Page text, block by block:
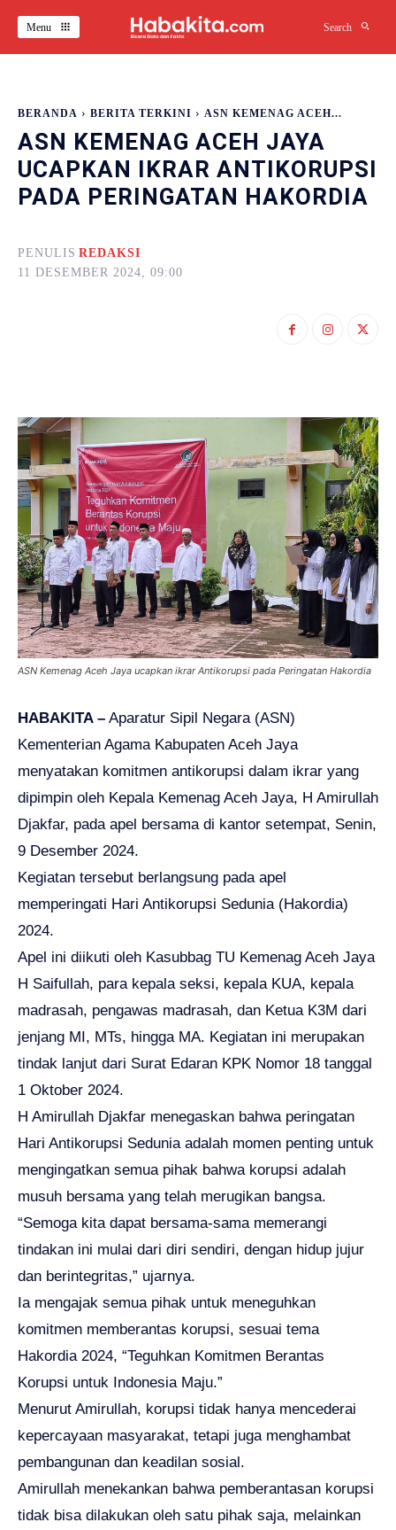
Menu Search
BERANDA BERITA TERKINI ASN KEMENAG ACEH...
ASN KEMENAG ACEH JAYA
UCAPKAN IKRAR ANTIKORUPSI
PADA PERINGATAN HAKORDIA
PENULIS REDAKSI
11 DESEMBER 2024, 09:00
ASN Kemenag Aceh Jaya ucapkan ikrar Antikorupsi pada Peringatan Hakordia
HABAKITA – Aparatur Sipil Negara (ASN)
Kementerian Agama Kabupaten Aceh Jaya
menyatakan komitmen antikorupsi dalam ikrar yang
dipimpin oleh Kepala Kemenag Aceh Jaya, H Amirullah
Djakfar, pada apel bersama di kantor setempat, Senin,
9 Desember 2024.
Kegiatan tersebut berlangsung pada apel
memperingati Hari Antikorupsi Sedunia (Hakordia)
2024.
Apel ini diikuti oleh Kasubbag TU Kemenag Aceh Jaya
H Saifullah, para kepala seksi, kepala KUA, kepala
madrasah, pengawas madrasah, dan Ketua K3M dari
jenjang MI, MTs, hingga MA. Kegiatan ini merupakan
tindak lanjut dari Surat Edaran KPK Nomor 18 tanggal
1 Oktober 2024.
H Amirullah Djakfar menegaskan bahwa peringatan
Hari Antikorupsi Sedunia adalah momen penting untuk
mengingatkan semua pihak bahwa korupsi adalah
musuh bersama yang telah merugikan bangsa.
“Semoga kita dapat bersama-sama memerangi
tindakan ini mulai dari diri sendiri, dengan hidup jujur
dan berintegritas,” ujarnya.
Ia mengajak semua pihak untuk meneguhkan
komitmen memberantas korupsi, sesuai tema
Hakordia 2024, “Teguhkan Komitmen Berantas
Korupsi untuk Indonesia Maju.”
Menurut Amirullah, korupsi tidak hanya mencederai
kepercayaan masyarakat, tetapi juga menghambat
pembangunan dan keadilan sosial.
Amirullah menekankan bahwa pemberantasan korupsi
tidak bisa dilakukan oleh satu pihak saja, melainkan